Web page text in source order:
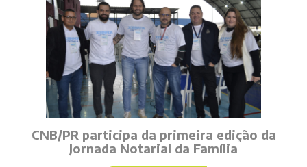
CNB/PR participa da primeira edição da
Jornada Notarial da Família